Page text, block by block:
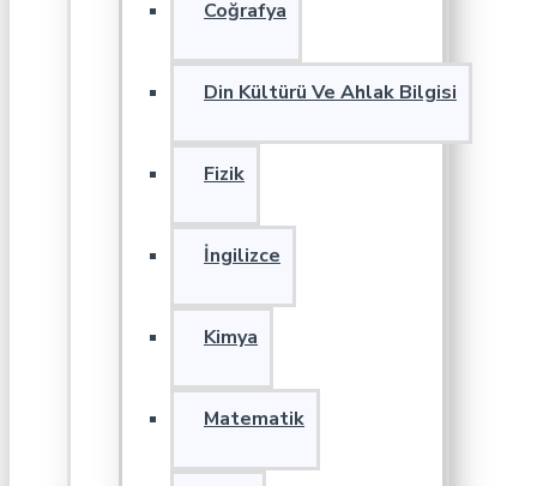
Coğrafya
Din Kültürü Ve Ahlak Bilgisi
Fizik
İngilizce
Kimya
Matematik